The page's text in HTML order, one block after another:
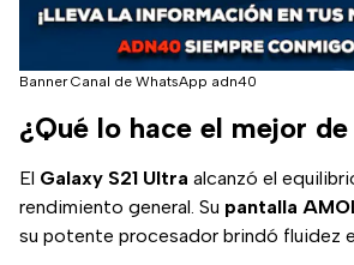
Banner Canal de WhatsApp adn40
¿Qué lo hace el mejor
El Galaxy S21 Ultra alcanzó el
rendimiento general. Su pantalla
su potente procesador brindó fluidez